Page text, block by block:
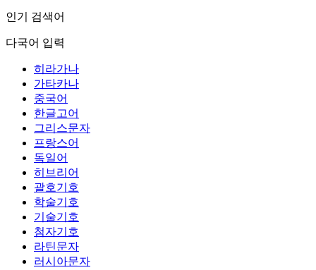
인기 검색어
다국어 입력
히라가나
가타카나
중국어
한글고어
그리스문자
프랑스어
독일어
히브리어
괄호기호
학술기호
기술기호
첨자기호
라틴문자
러시아문자